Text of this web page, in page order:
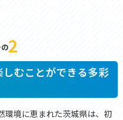
2
むことができる多彩
環境に恵まれた茨城県は、初